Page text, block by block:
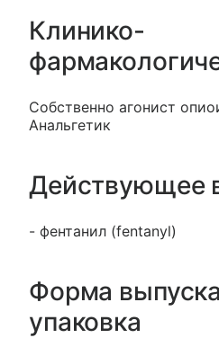
Клинико-
Собственно агонист
Анальгетик
Действующее
- фентанил (fentanyl)
Форма
упаковка